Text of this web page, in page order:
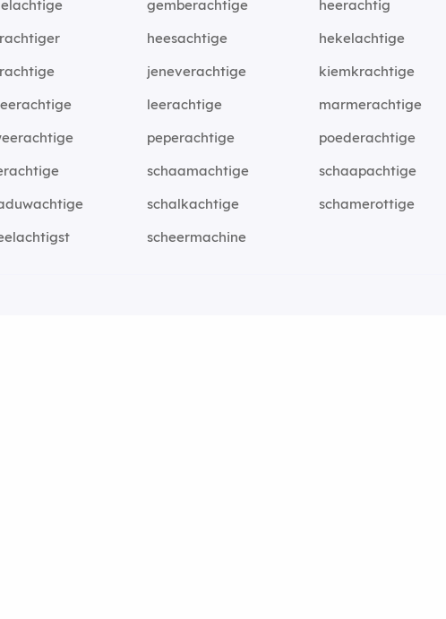
gemberachtige
heerachtig
heesachtige
hekelachtige
jeneverachtige
kiemkrachtige
leerachtige
marmerachtige
peperachtige
poederachtige
schaamachtige
schaapachtige
schalkachtige
schamerottige
scheermachine